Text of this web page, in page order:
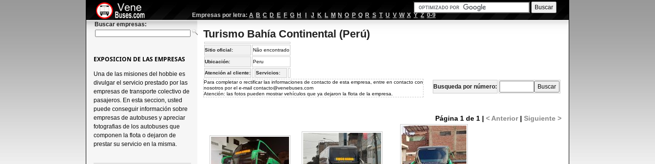
Empresas por letra: A B C D E F G H J K L M N O P Q R S T U V W X Y Z 0-9
Buscar empresas:
Turismo Bahía Continental (Perú)
Sitio oficial: Não encontrado
Ubicación: Peru
Atención al cliente:
Servicios:
Para completar o rectificar las informaciones de contacto de esta empresa, entre en contacto con
nosotros por el e-mailcontacto@venebuses.com
Atención: las fotos pueden mostrar vehículos que ya dejaron la flota de la empresa.
Busqueda por número:
Página 1 de 1 |< Anterior|Siguiente >
EXPOSICION DE LAS EMPRESAS
Una de las misiones del hobbie es
divulgar el servicio prestado por las
empresas de transporte colectivo de
pasajeros. En esta seccion, usted
puede conseguir información sobre
empresas de autobuses y apreciar
fotografias de los autobuses que
componen la flota o dejaron de
prestar su servicio en la misma.